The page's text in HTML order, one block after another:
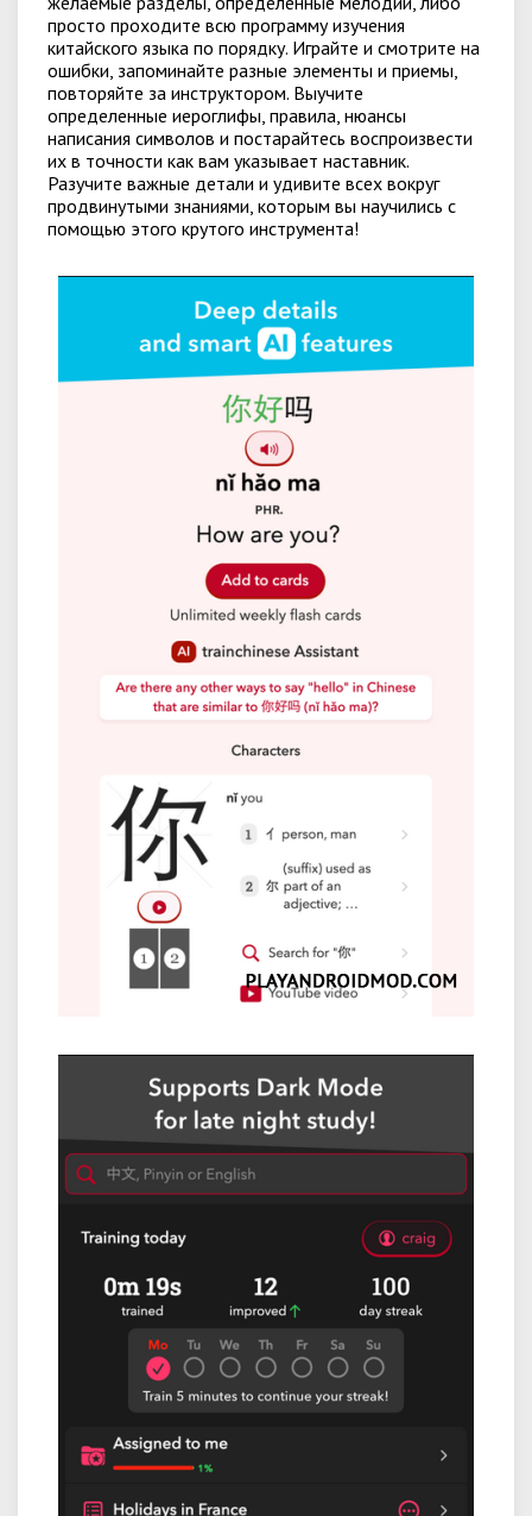
просто проходите всю программу изучения
китайского языка по порядку. Играйте и смотрите на
ошибки, запоминайте разные элементы и приемы,
повторяйте за инструктором. Выучите
определенные иероглифы, правила, нюансы
написания символов и постарайтесь воспроизвести
их в точности как вам указывает наставник.
Разучите важные детали и удивите всех вокруг
продвинутыми знаниями, которым вы научились с
помощью этого крутого инструмента!